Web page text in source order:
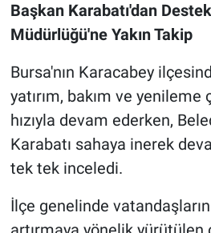
Başkan Karabatı'dan
Müdürlüğü'ne Yakın Takip
Bursa'nın Karacabey
yatırım, bakım ve yenileme
hızıyla devam ederken,
Karabatı sahaya inerek
tek tek inceledi.
İlçe genelinde
Siyaset
Yaşam
Spor
Nöbetçi Eczaneler